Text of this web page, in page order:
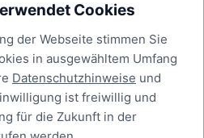
Cookies
der Webseite stimmen Sie
in ausgewähltem Umfang
Datenschutzhinweise und
ist freiwillig und
für die Zukunft in der